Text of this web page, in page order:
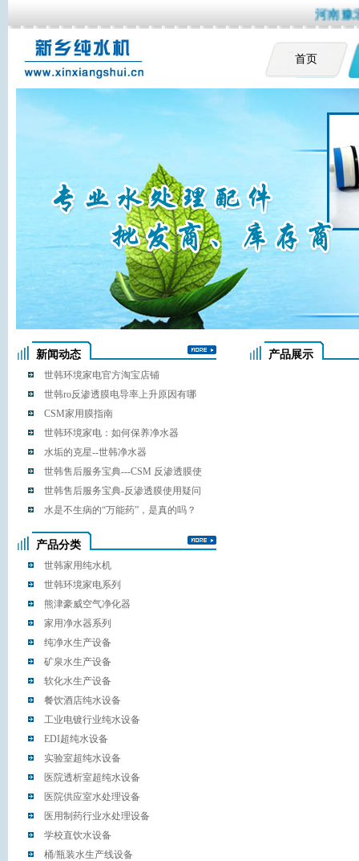
河南豫
首页
新闻动态
世韩环境家电官方淘宝店铺
世韩ro反渗透膜电导率上升原因有哪
些
CSM家用膜指南
世韩环境家电：如何保养净水器
水垢的克星--世韩净水器
世韩售后服务宝典---CSM 反渗透膜使
用您清楚吗？
世韩售后服务宝典-反渗透膜使用疑问
解答
水是不生病的“万能药”，是真的吗？
产品分类
世韩家用纯水机
世韩环境家电系列
熊津豪威空气净化器
家用净水器系列
纯净水生产设备
矿泉水生产设备
软化水生产设备
餐饮酒店纯水设备
工业电镀行业纯水设备
EDI超纯水设备
实验室超纯水设备
医院透析室超纯水设备
医院供应室水处理设备
医用制药行业水处理设备
学校直饮水设备
桶/瓶装水生产线设备
产品展示